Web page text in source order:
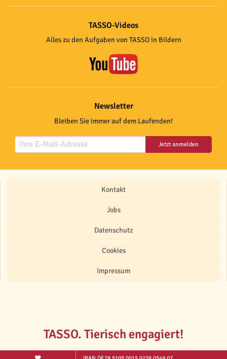
TASSO-Videos
Alles zu den Aufgaben von TASSO in Bildern
Newsletter
Bleiben Sie immer auf dem Laufenden!
Jetzt anmelden
Kontakt
Jobs
Datenschutz
Cookies
Impressum
TASSO. Tierisch engagiert!